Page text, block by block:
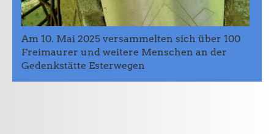
Am 10. Mai 2025 versammelten sich über 100
Freimaurer und weitere Menschen an der
Gedenkstätte Esterwegen